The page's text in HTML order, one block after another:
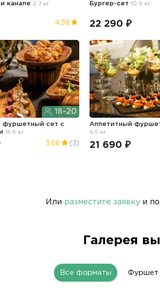
канапе 2.7 кг
4.58
Бургер-сет10.9 кг
22 290 ₽
18-20
фуршетный сет с
15.6 кг
3.66 (3)
Аппетитный
6.5 кг
21 690 ₽
Или разместите заявку и
Галерея
Все форматы Фуршет